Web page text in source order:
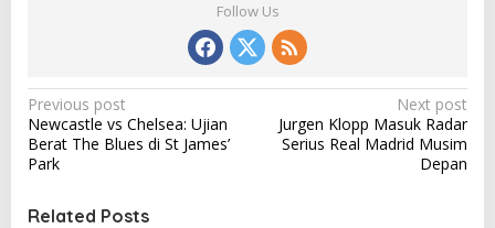
Follow Us
P
o
s
t
Previous post
Newcastle vs Chelsea: Ujian
Berat The Blues di St James’
Park
Next post
Jurgen Klopp Masuk Radar
Serius Real Madrid Musim
Depan
Related Posts